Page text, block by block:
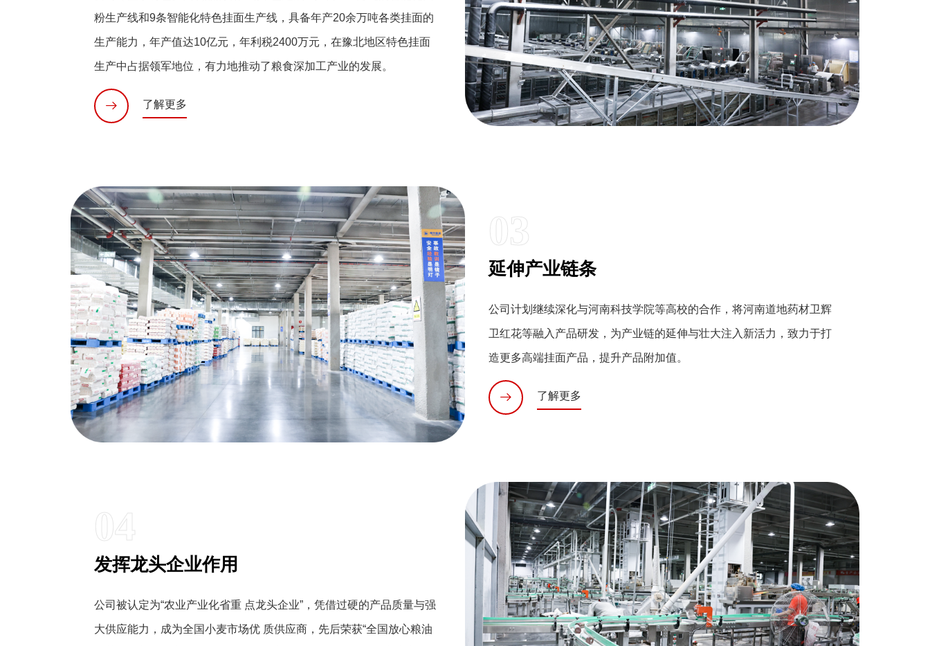
粉生产线和9条智能化特色挂面生产线，具备年产20余万吨各类挂面的
生产能力，年产值达10亿元，年利税2400万元，在豫北地区特色挂面
生产中占据领军地位，有力地推动了粮食深加工产业的发展。
了解更多
03
延伸产业链条
公司计划继续深化与河南科技学院等高校的合作，将河南道地药材卫辉
卫红花等融入产品研发，为产业链的延伸与壮大注入新活力，致力于打
造更多高端挂面产品，提升产品附加值。
了解更多
04
发挥龙头企业作用
公司被认定为“农业产业化省重 点龙头企业”，凭借过硬的产品质量与强
大供应能力，成为全国小麦市场优 质供应商，先后荣获“全国放心粮油